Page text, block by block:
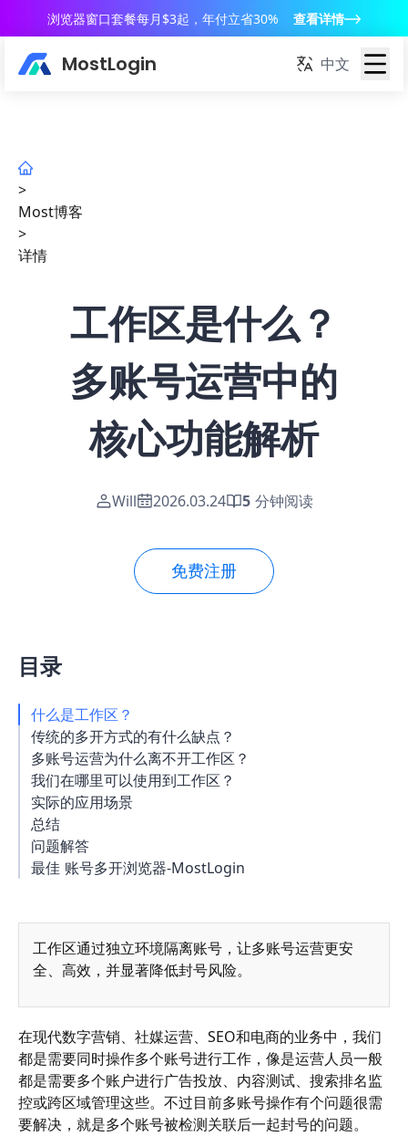
浏览器窗口套餐每月$3起，年付立省30% 查看详情
MostLogin 中文
>
Most博客
>
详情
工作区是什么？
多账号运营中的
核心功能解析
Will 2026.03.24 5 分钟阅读
免费注册
目录
什么是工作区？
传统的多开方式的有什么缺点？
多账号运营为什么离不开工作区？
我们在哪里可以使用到工作区？
实际的应用场景
总结
问题解答
最佳 账号多开浏览器-MostLogin
工作区通过独立环境隔离账号，让多账号运营更安
全、高效，并显著降低封号风险。
在现代数字营销、社媒运营、SEO和电商的业务中，我们
都是需要同时操作多个账号进行工作，像是运营人员一般
都是需要多个账户进行广告投放、内容测试、搜索排名监
控或跨区域管理这些。不过目前多账号操作有个问题很需
要解决，就是多个账号被检测关联后一起封号的问题。